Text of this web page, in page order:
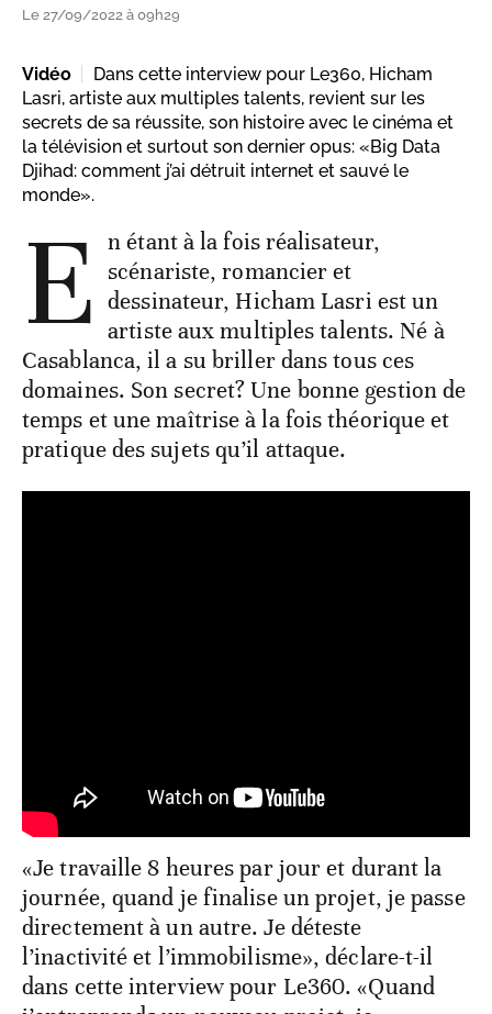
Le 27/09/2022 à 09h29
Vidéo
Dans cette interview pour Le360, Hicham
Lasri, artiste aux multiples talents, revient sur les
secrets de sa réussite, son histoire avec le cinéma et
la télévision et surtout son dernier opus: «Big Data
Djihad: comment j’ai détruit internet et sauvé le
monde».
E n étant à la fois réalisateur,
scénariste, romancier et
dessinateur, Hicham Lasri est un
artiste aux multiples talents. Né à
Casablanca, il a su briller dans tous ces
domaines. Son secret? Une bonne gestion de
temps et une maîtrise à la fois théorique et
pratique des sujets qu’il attaque.
«Je travaille 8 heures par jour et durant la
journée, quand je finalise un projet, je passe
directement à un autre. Je déteste
l’inactivité et l’immobilisme», déclare-t-il
dans cette interview pour Le360. «Quand